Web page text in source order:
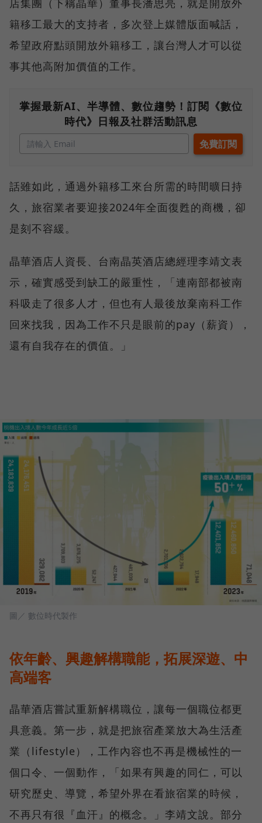
店集團（下稱晶華）董事長潘思亮，就是開放外
籍移工最大的支持者，多次登上媒體版面喊話，
希望政府點頭開放外籍移工，讓台灣人才可以從
事其他高附加價值的工作。
掌握最新AI、半導體、數位趨勢！訂閱《數位
時代》日報及社群活動訊息
話雖如此，通過外籍移工來台所需的時間曠日持
久，旅宿業者要迎接2024年全面復甦的商機，卻
是刻不容緩。
晶華酒店人資長、台南晶英酒店總經理李靖文表
示，確實感受到缺工的嚴重性，「連南部都被南
科吸走了很多人才，但也有人最後放棄南科工作
回來找我，因為工作不只是眼前的pay（薪資），
還有自我存在的價值。」
圖／ 數位時代製作
依年齡、興趣解構職能，拓展深遊、中
高端客
晶華酒店嘗試重新解構職位，讓每一個職位都更
具意義。第一步，就是把旅宿產業放大為生活產
業（lifestyle），工作內容也不再是機械性的一
個口令、一個動作，「如果有興趣的同仁，可以
研究歷史、導覽，希望外界在看旅宿業的時候，
不再只有很『血汗』的概念。」李靖文說。部分